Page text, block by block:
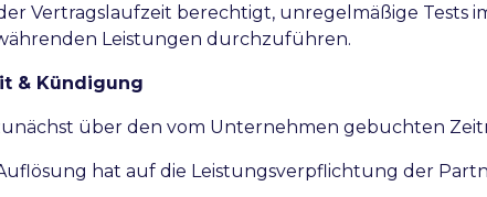
Vertragslaufzeit berechtigt, unregelmäßige Tests
Leistungen durchzuführen.
& Kündigung
über den vom Unternehmen gebuchten
hat auf die Leistungsverpflichtung der